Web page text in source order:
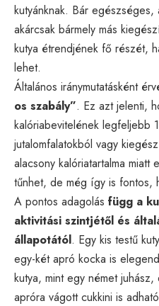
kutyánknak. Bár
akárcsak bármely más
kutya étrendjének fő részét,
lehet.
Általános iránymutatásként
os szabály”. Ez azt jelenti,
kalóriabevitelének legfeljebb
jutalomfalatokból vagy
alacsony kalóriatartalma miatt
tűnhet, de még így is fontos,
A pontos adagolás függ a
aktivitási szintjétől és
állapotától. Egy kis testű
egy-két apró kocka is
kutya, mint egy német
apróra vágott cukkini is